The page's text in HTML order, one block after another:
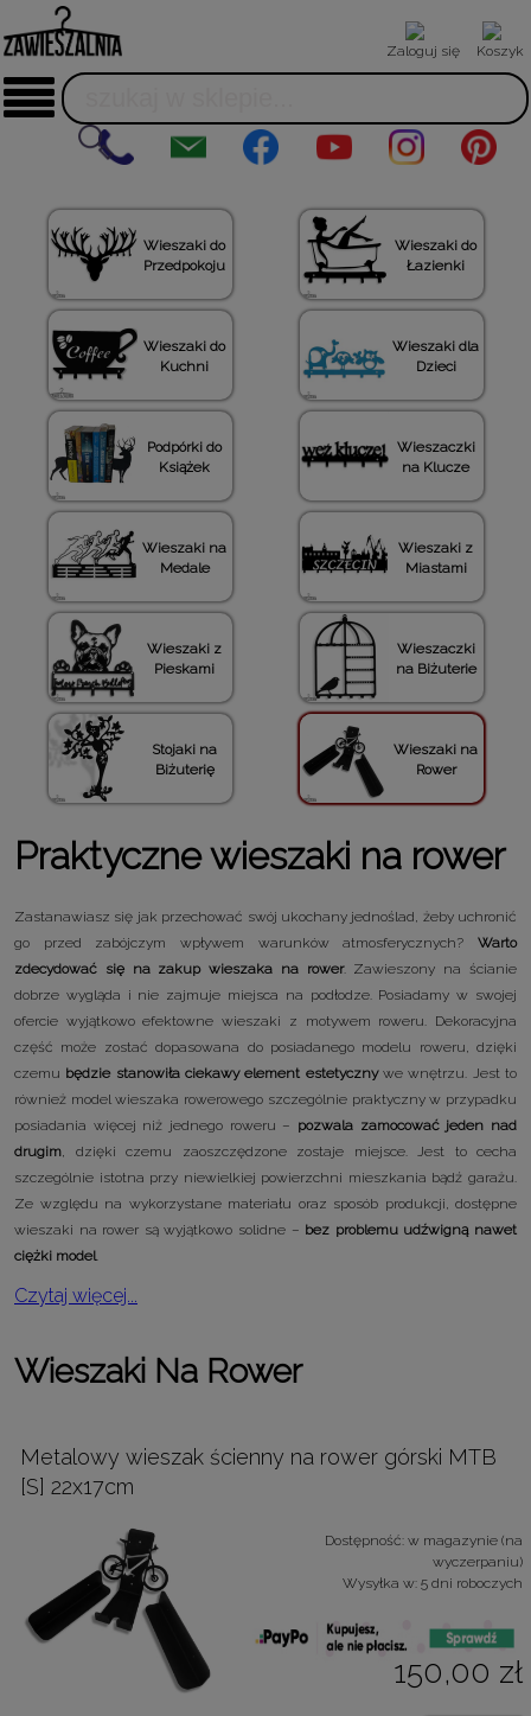
Zaloguj się Koszyk
Wieszaki do
Przedpokoju
Wieszaki do
Łazienki
Wieszaki do
Kuchni
Wieszaki dla
Dzieci
Podpórki do
Książek
Wieszaczki
na Klucze
Wieszaki na
Medale
Wieszaki z
Miastami
Wieszaki z
Pieskami
Wieszaczki
na Biżuterie
Stojaki na
Biżuterię
Wieszaki na
Rower
Praktyczne wieszaki na rower
Zastanawiasz się jak przechować swój ukochany jednoślad, żeby uchronić
go przed zabójczym wpływem warunków atmosferycznych? Warto
zdecydować się na zakup wieszaka na rower. Zawieszony na ścianie
dobrze wygląda i nie zajmuje miejsca na podłodze. Posiadamy w swojej
ofercie wyjątkowo efektowne wieszaki z motywem roweru. Dekoracyjna
część może zostać dopasowana do posiadanego modelu roweru, dzięki
czemu będzie stanowiła ciekawy element estetycznywe wnętrzu. Jest to
również model wieszaka rowerowego szczególnie praktyczny w przypadku
posiadania więcej niż jednego roweru – pozwala zamocować jeden nad
drugim , dzięki czemu zaoszczędzone zostaje miejsce. Jest to cecha
szczególnie istotna przy niewielkiej powierzchni mieszkania bądź garażu.
Ze względu na wykorzystane materiału oraz sposób produkcji, dostępne
wieszaki na rower są wyjątkowo solidne – bez problemu udźwigną nawet
ciężki model
Czytaj więcej...
Wieszaki Na Rower
Metalowy wieszak ścienny na rower górski MTB
[S] 22x17cm
Dostępność: w magazynie (na
wyczerpaniu)
Wysyłka w: 5 dni roboczych
150,00 zł